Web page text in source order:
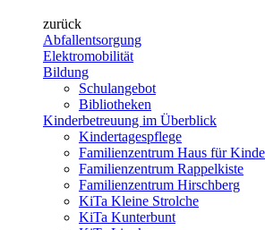
zurück
Abfallentsorgung
Elektromobilität
Bildung
Schulangebot
Bibliotheken
Kinderbetreuung im Überblick
Kindertagespflege
Familienzentrum Haus für
Familienzentrum Rappelkiste
Familienzentrum Hirschberg
KiTa Kleine Strolche
KiTa Kunterbunt